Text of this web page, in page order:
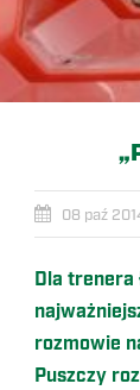
08 paź
Dla trenera
rozmowie
Puszczy